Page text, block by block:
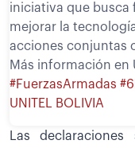
iniciativa que
mejorar la
acciones conjuntas
Más información en
#FuerzasArmadas
UNITEL BOLIVIA
Las